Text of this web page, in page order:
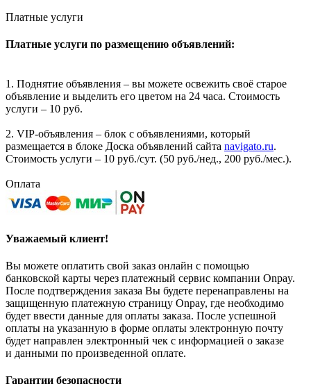
Платные услуги
Платные услуги по размещению объявлений:
1. Поднятие объявления – вы можете освежить своё старое
объявление и выделить его цветом на 24 часа. Стоимость
услуги – 10 руб.
2. VIP-объявления – блок с объявлениями, который
размещается в блоке Доска объявлений сайта navigato.ru.
Стоимость услуги – 10 руб./сут. (50 руб./нед., 200 руб./мес.).
Оплата
Уважаемый клиент!
Вы можете оплатить свой заказ онлайн с помощью
банковской карты через платежный сервис компании Onpay.
После подтверждения заказа Вы будете перенаправлены на
защищенную платежную страницу Onpay, где необходимо
будет ввести данные для оплаты заказа. После успешной
оплаты на указанную в форме оплаты электронную почту
будет направлен электронный чек с информацией о заказе
и данными по произведенной оплате.
Гарантии безопасности